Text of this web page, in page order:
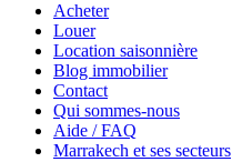
Acheter
Louer
Location saisonnière
Blog immobilier
Contact
Qui sommes-nous
Aide / FAQ
Marrakech et ses secteurs